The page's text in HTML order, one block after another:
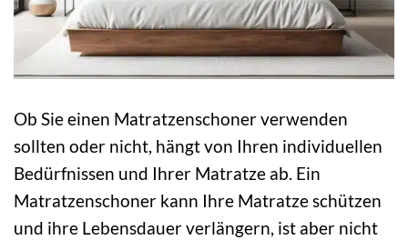
Ob Sie einen Matratzenschoner verwenden
sollten oder nicht, hängt von Ihren individuellen
Bedürfnissen und Ihrer Matratze ab. Ein
Matratzenschoner kann Ihre Matratze schützen
und ihre Lebensdauer verlängern, ist aber nicht